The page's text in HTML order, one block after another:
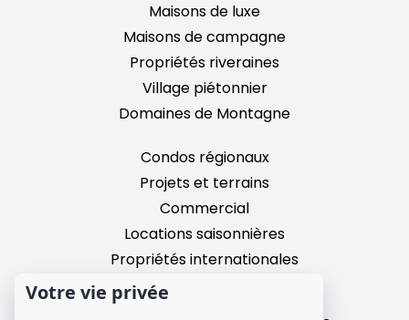
Maisons de luxe
Maisons de campagne
Propriétés riveraines
Village piétonnier
Domaines de Montagne
Condos régionaux
Projets et terrains
Commercial
Locations saisonnières
Propriétés internationales
2195, chemin du Village,
Votre vie privée